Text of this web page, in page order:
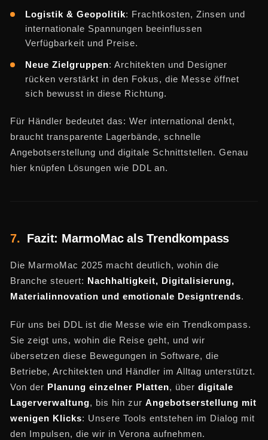
Logistik & Geopolitik: Frachtkosten, Zinsen und
internationale Spannungen beeinflussen
Verfügbarkeit und Preise.
Neue Zielgruppen: Architekten und Designer
rücken verstärkt in den Fokus, die Messe öffnet
sich bewusst in diese Richtung.
Für Händler bedeutet das: Wer international denkt,
braucht transparente Lagerbände, schnelle
Angebotserstellung und digitale Schnittstellen. Genau
hier knüpfen Lösungen wie DDL an.
7. Fazit: MarmoMac als Trendkompass
Die MarmoMac 2025 macht deutlich, wohin die
Branche steuert: Nachhaltigkeit, Digitalisierung,
Materialinnovation und emotionale Designtrends.
Für uns bei DDL ist die Messe wie ein Trendkompass.
Sie zeigt uns, wohin die Reise geht, und wir
übersetzen diese Bewegungen in Software, die
Betriebe, Architekten und Händler im Alltag unterstützt.
Von der Planung einzelner Platten, überdigitale
Lagerverwaltung, bis hin zurAngebotserstellung mit
wenigen Klicks: Unsere Tools entstehen im Dialog mit
den Impulsen, die wir in Verona aufnehmen.